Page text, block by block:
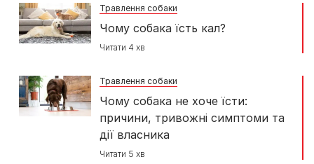
Травлення собаки
Чому собака їсть кал?
Читати 4 хв
Травлення собаки
Чому собака не хоче їсти:
причини, тривожні симптоми та
дії власника
Читати 5 хв